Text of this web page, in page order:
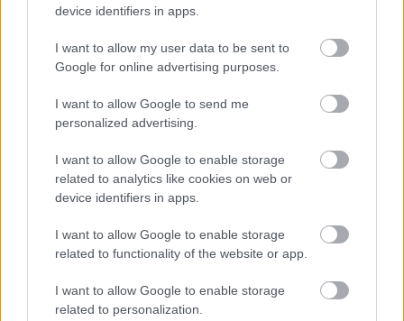
device identifiers in apps.
I want to allow my user data to be sent to
Google for online advertising purposes.
I want to allow Google to send me
personalized advertising.
I want to allow Google to enable storage
related to analytics like cookies on web or
device identifiers in apps.
I want to allow Google to enable storage
related to functionality of the website or app.
I want to allow Google to enable storage
related to personalization.
Ildi26
18 éve
Jó, ok!! Megértem!:)
A javaslatodtámogatom!!:)
Ildi26
18 éve
:) Helyesebben a javaslatod támogatom!!:)
Jónás Márton